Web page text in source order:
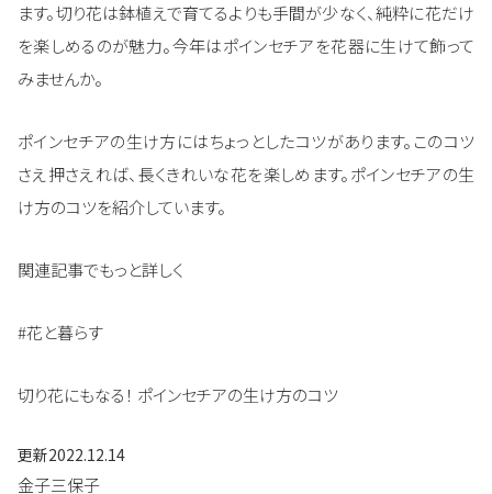
ます。切り花は鉢植えで育てるよりも手間が少なく、純粋に花だけ
を楽しめるのが魅力。今年はポインセチアを花器に生けて飾って
みませんか。
ポインセチアの生け方にはちょっとしたコツがあります。このコツ
さえ押さえれば、長くきれいな花を楽しめます。ポインセチアの生
け方のコツを紹介しています。
関連記事でもっと詳しく
#花と暮らす
切り花にもなる！ ポインセチアの生け方のコツ
更新2022.12.14
金子三保子